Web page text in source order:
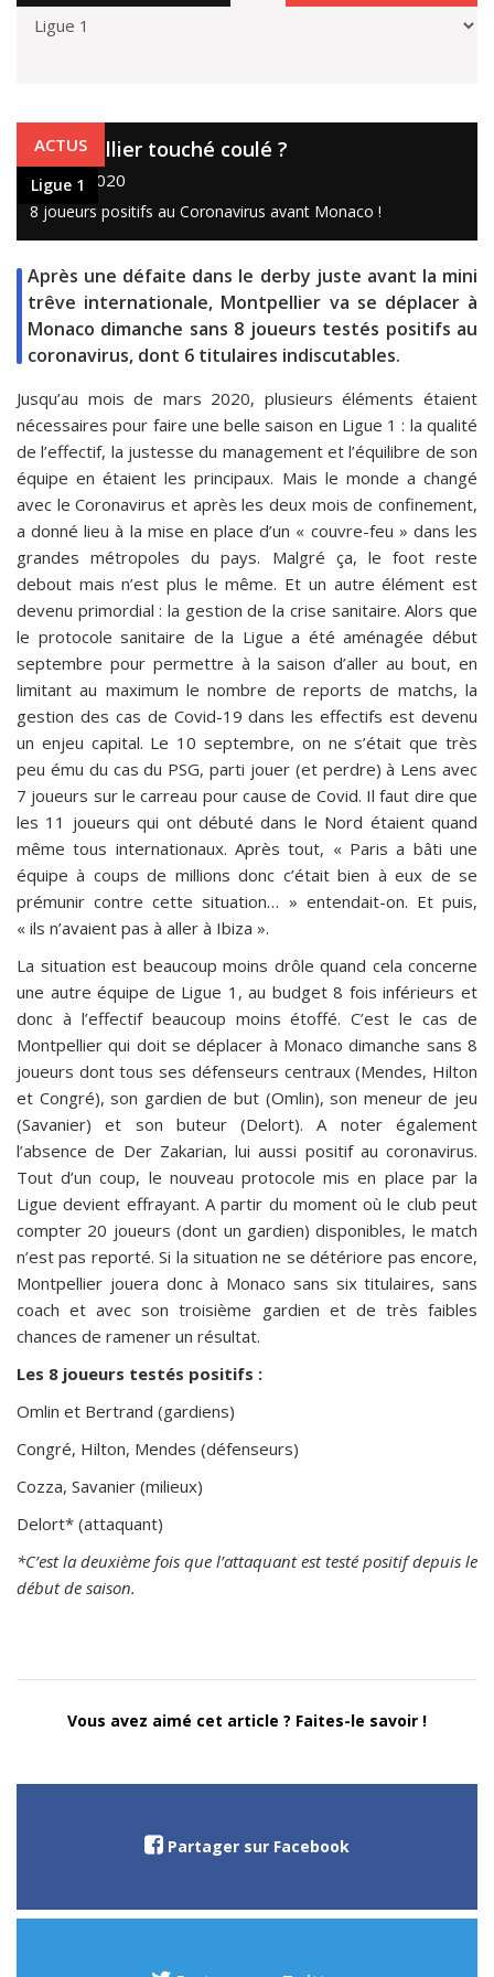
Ligue 1
ACTUS
Ligue 1
Montpellier touché coulé ?
16 oct. 2020
8 joueurs positifs au Coronavirus avant Monaco !
Après une défaite dans le derby juste avant la mini
trêve internationale, Montpellier va se déplacer à
Monaco dimanche sans 8 joueurs testés positifs au
coronavirus, dont 6 titulaires indiscutables.
Jusqu’au mois de mars 2020, plusieurs éléments étaient
nécessaires pour faire une belle saison en Ligue 1 : la qualité
de l’effectif, la justesse du management et l’équilibre de son
équipe en étaient les principaux. Mais le monde a changé
avec le Coronavirus et après les deux mois de confinement,
a donné lieu à la mise en place d’un « couvre-feu » dans les
grandes métropoles du pays. Malgré ça, le foot reste
debout mais n’est plus le même. Et un autre élément est
devenu primordial : la gestion de la crise sanitaire. Alors que
le protocole sanitaire de la Ligue a été aménagée début
septembre pour permettre à la saison d’aller au bout, en
limitant au maximum le nombre de reports de matchs, la
gestion des cas de Covid-19 dans les effectifs est devenu
un enjeu capital. Le 10 septembre, on ne s’était que très
peu ému du cas du PSG, parti jouer (et perdre) à Lens avec
7 joueurs sur le carreau pour cause de Covid. Il faut dire que
les 11 joueurs qui ont débuté dans le Nord étaient quand
même tous internationaux. Après tout, « Paris a bâti une
équipe à coups de millions donc c’était bien à eux de se
prémunir contre cette situation… » entendait-on. Et puis,
« ils n’avaient pas à aller à Ibiza ».
La situation est beaucoup moins drôle quand cela concerne
une autre équipe de Ligue 1, au budget 8 fois inférieurs et
donc à l’effectif beaucoup moins étoffé. C’est le cas de
Montpellier qui doit se déplacer à Monaco dimanche sans 8
joueurs dont tous ses défenseurs centraux (Mendes, Hilton
et Congré), son gardien de but (Omlin), son meneur de jeu
(Savanier) et son buteur (Delort). A noter également
l’absence de Der Zakarian, lui aussi positif au coronavirus.
Tout d’un coup, le nouveau protocole mis en place par la
Ligue devient effrayant. A partir du moment où le club peut
compter 20 joueurs (dont un gardien) disponibles, le match
n’est pas reporté. Si la situation ne se détériore pas encore,
Montpellier jouera donc à Monaco sans six titulaires, sans
coach et avec son troisième gardien et de très faibles
chances de ramener un résultat.
Les 8 joueurs testés positifs :
Omlin et Bertrand (gardiens)
Congré, Hilton, Mendes (défenseurs)
Cozza, Savanier (milieux)
Delort* (attaquant)
*C’est la deuxième fois que l’attaquant est testé positif depuis le
début de saison.
Vous avez aimé cet article ? Faites-le savoir !
Partager sur Facebook